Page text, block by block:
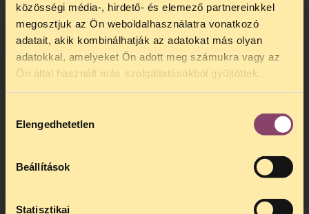
közösségi média-, hirdető- és elemező partnereinkkel
megosztjuk az Ön weboldalhasználatra vonatkozó
adatait, akik kombinálhatják az adatokat más olyan
adatokkal, amelyeket Ön adott meg számukra vagy az
Ön által használt más szolgáltatásokból gyűjtöttek.
kiválasztása
Elengedhetetlen
Beállítások
Statisztikai
Az Olvassunk együtt!- ről bővebben itt
olvashat!
TELEFONOS JOGSEGÉLY
SZÜNET!
hogytelefonos jogsegélyünk július 27 és
telefonos jogsegély
kedden, 13 és 15 óra között lesz
alatt is elér minket.